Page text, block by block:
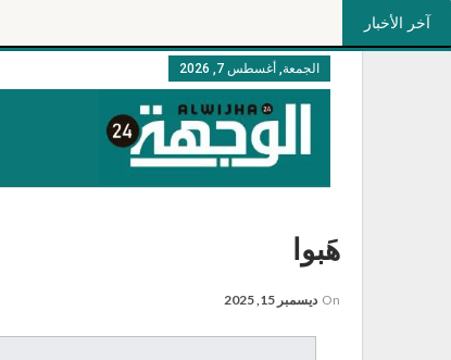
آخر الأخبار
الجمعة, أغسطس 7, 2026
هَبوا
On ديسمبر 15, 2025